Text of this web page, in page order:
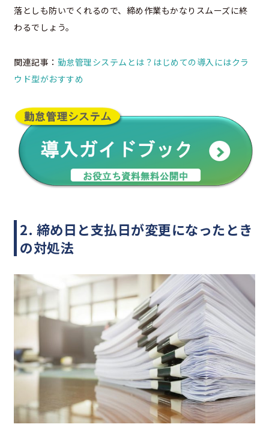
落としも防いでくれるので、締め作業もかなりスムーズに終
わるでしょう。
関連記事： 勤怠管理システムとは？はじめての導入にはクラ
ウド型がおすすめ
2. 締め日と支払日が変更になったとき
の対処法